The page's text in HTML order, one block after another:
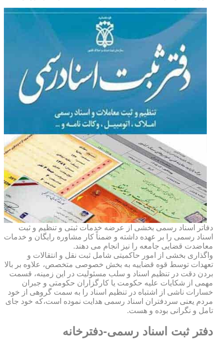
دفاتر اسناد رسمی بخشی از عرضه خدمات ثبتی و تنظیم و ثبت
اسناد رسمی را بر عهده داشته و ضمناً کار مشاوره رایگان و خدمات
معاضدت قضایی جامعه را نیز انجام می دهند.
واگذاری بخشی از امور حاکمیتی شامل ثبت نقل و انتقالات و
تعهدات توسط قوه قضاییه به بخش خصوصی متخصص، علاوه بر بالا
بردن دقت در تنظیم اسناد و سلب مسئولیت در این زمینه، قسمت
مهمی از شکایات علیه حکومت یا کارگزاران حکومتی و جبران
خسارات ناشی از اشتباه در تنظیم اسناد را به سمت گروهی از خود
مردم یعنی سردفتران اسناد رسمی هدایت نموده است،که خود جای
تامل و نگرانی بوده و هست.
دفتر ثبت اسناد رسمی-دفترخانه